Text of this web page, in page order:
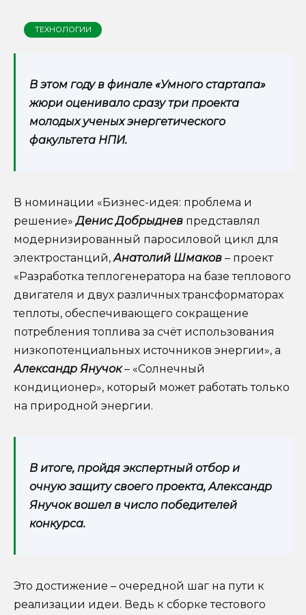
ТЕХНОЛОГИИ
В этом году в финале «Умного стартапа»
жюри оценивало сразу три проекта
молодых ученых энергетического
факультета НПИ.
В номинации «Бизнес-идея: проблема и
решение»Денис Добрыднев представлял
модернизированный паросиловой цикл для
электростанций, Анатолий Шмаков – проект
«Разработка теплогенератора на базе теплового
двигателя и двух различных трансформаторах
теплоты, обеспечивающего сокращение
потребления топлива за счёт использования
низкопотенциальных источников энергии», а
Александр Янучок– «Солнечный
кондиционер», который может работать только
на природной энергии.
В итоге, пройдя экспертный отбор и
очную защиту своего проекта, Александр
Янучок вошел в число победителей
конкурса.
Это достижение – очередной шаг на пути к
реализации идеи. Ведь к сборке тестового